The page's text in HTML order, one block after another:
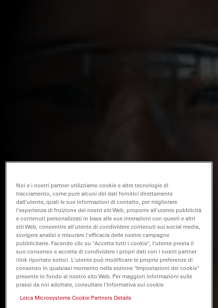
Noi e i nostri partner utilizziamo cookie e altre tecnologie di
tracciamento, come pure alcuni dei dati fornitici direttamente
dall'utente, quali le sue informazioni di contatto, per migliorare
l'esperienza di fruizione dei nostri siti Web, proporre all'utente pubblicità
e contenuti personalizzati in base alle sue interazioni con questi e altri
siti Web, consentire all'utente di condividere contenuti sui social media,
svolgere analisi e misurare l'efficacia delle nostre campagne
pubblicitarie. Facendo clic su "Accetta tutti i cookie", l'utente presta il
suo consenso e accetta di condividere i propri dati con i nostri partner
(link riportato sotto). L'utente può modificare le proprie preferenze di
consenso in qualsiasi momento nella sezione "Impostazioni dei cookie"
presente in fondo al nostro sito Web. Per maggiori informazioni sulle
prassi da noi adottate, consultare l'Informativa sui cookie
Leica Microsystems Cookie Partners Details